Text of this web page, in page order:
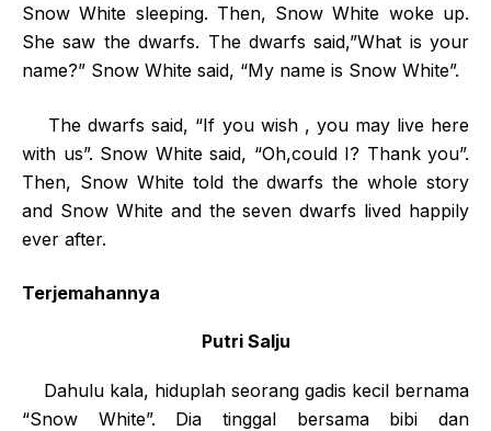
Snow White sleeping. Then, Snow White woke up.
She saw the dwarfs. The dwarfs said,”What is your
name?” Snow White said, “My name is Snow White”.
The dwarfs said, “If you wish , you may live here
with us”. Snow White said, “Oh,could I? Thank you”.
Then, Snow White told the dwarfs the whole story
and Snow White and the seven dwarfs lived happily
ever after.
Terjemahannya
Putri Salju
Dahulu kala, hiduplah seorang gadis kecil bernama
“Snow White”. Dia tinggal bersama bibi dan